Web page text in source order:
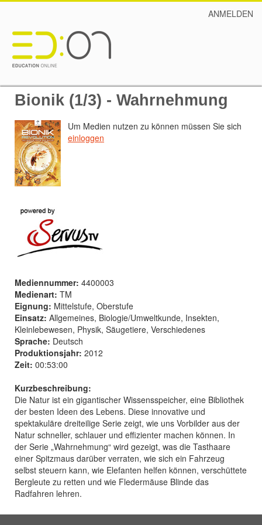
ANMELDEN
Bionik (1/3) - Wahrnehmung
Um Medien nutzen zu können müssen Sie sich
einloggen
Mediennummer: 4400003
Medienart: TM
Eignung: Mittelstufe, Oberstufe
Einsatz: Allgemeines, Biologie/Umweltkunde, Insekten,
Kleinlebewesen, Physik, Säugetiere, Verschiedenes
Sprache: Deutsch
Produktionsjahr: 2012
Zeit: 00:53:00
Kurzbeschreibung:
Die Natur ist ein gigantischer Wissensspeicher, eine Bibliothek
der besten Ideen des Lebens. Diese innovative und
spektakuläre dreiteilige Serie zeigt, wie uns Vorbilder aus der
Natur schneller, schlauer und effizienter machen können. In
der Serie „Wahrnehmung“ wird gezeigt, was die Tasthaare
einer Spitzmaus darüber verraten, wie sich ein Fahrzeug
selbst steuern kann, wie Elefanten helfen können, verschüttete
Bergleute zu retten und wie Fledermäuse Blinde das
Radfahren lehren.